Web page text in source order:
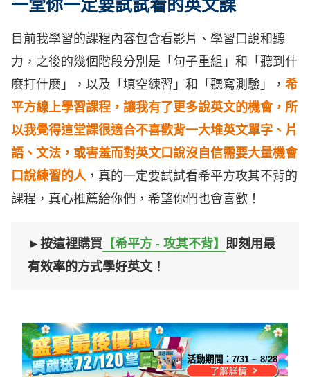
一堂你一定要試試看的英文課
目前我學習的課程內容包含看影片、學習口說和聽
力，之後的幾個階段分別是「句子重組」和「聽到什
麼打什麼」，以及「填空練習」和「聽寫測驗」， 希
平方線上學習課程，讓我有了更多說英文的機會，所
以我覺得這堂課很適合不喜歡背一大堆英文單字、片
語、文法，或害羞而對英文口說沒自信需要大量機會
口說練習的人，真的一定要試試看希平方攻其不背的
課程，真心推薦給你們，希望你們也會喜歡！
►按這裡購買 【希平方 - 攻其不背】 即刻用最
有效率的方式學好英文！
活動期間：7/31 ~ 8/28